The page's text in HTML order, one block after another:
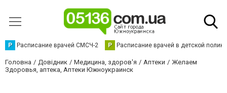
Р Расписание врачей СМСЧ-2 Р Расписание врачей в детской
Головна Довідник Медицина, здоров'я Аптеки
Желаем
Здоровья, аптека, Аптеки Южноукраинск